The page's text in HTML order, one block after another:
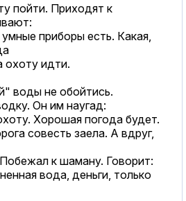
пойти. Приходят к
приборы есть. Какая,
охоту идти.
воды не обойтись.
Он им наугад:
Хорошая погода будет.
совесть заела. А вдруг,
к шаману. Говорит:
вода, деньги, только